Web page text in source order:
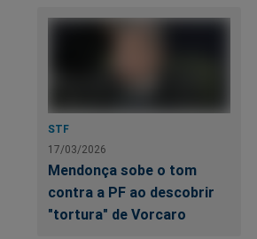
STF
17/03/2026
Mendonça sobe o tom
contra a PF ao descobrir
"tortura" de Vorcaro